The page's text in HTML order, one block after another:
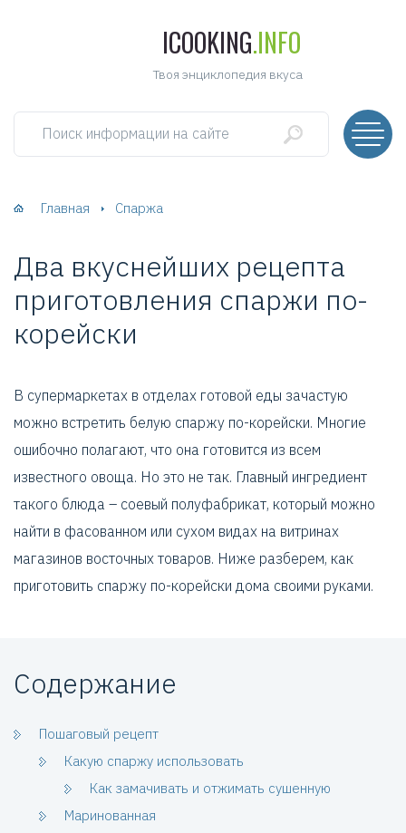
ICOOKING.INFO
Твоя энциклопедия вкуса
Поиск информации на сайте
Главная Спаржа
Два вкуснейших рецепта
приготовления спаржи по-
корейски
В супермаркетах в отделах готовой еды зачастую
можно встретить белую спаржу по-корейски. Многие
ошибочно полагают, что она готовится из всем
известного овоща. Но это не так. Главный ингредиент
такого блюда – соевый полуфабрикат, который можно
найти в фасованном или сухом видах на витринах
магазинов восточных товаров. Ниже разберем, как
приготовить спаржу по-корейски дома своими руками.
Содержание
Пошаговый рецепт
Какую спаржу использовать
Как замачивать и отжимать сушенную
Маринованная